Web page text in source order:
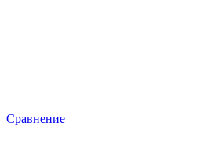
Сравнение